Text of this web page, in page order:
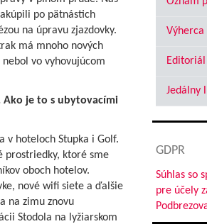
po pätnástich
na úpravu zjazdovky.
má mnoho nových
vo vyhovujúcom
je to s ubytovacími
v hoteloch Stupka i Golf.
prostriedky, ktoré sme
oboch hotelov.
nové wifi siete a ďalšie
na zimu znovu
Stodola na lyžiarskom
Výherca
Editoriál
Jedálny
GDPR
Súhlas so
pre účely